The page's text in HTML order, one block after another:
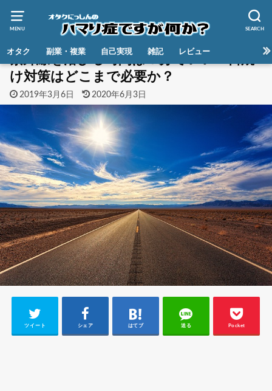
MENU SEARCH
オタク 副業・複業 自己実現 雑記 レビュー
け対策はどこまで必要か？
2019年3月6日 2020年6月3日
ツイート シェア はてブ 送る Pocket